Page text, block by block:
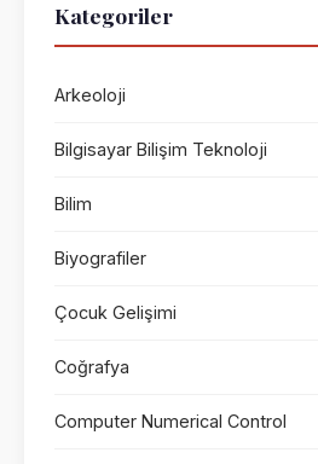
Kategoriler
Arkeoloji
Bilgisayar Bilişim Teknoloji
Bilim
Biyografiler
Çocuk Gelişimi
Coğrafya
Computer Numerical Control